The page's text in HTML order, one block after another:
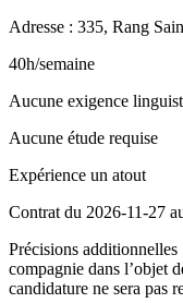
Adresse : 335, Rang
40h/semaine
Aucune exigence
Aucune étude requise
Expérience un atout
Contrat du 2026-11-27
Précisions
compagnie dans l’objet
candidature ne sera pas